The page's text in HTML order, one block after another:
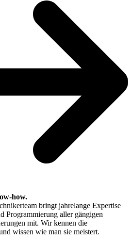
how.
bringt jahrelange Expertise
Programmierung aller gängigen
mit. Wir kennen die
wissen wie man sie meistert.